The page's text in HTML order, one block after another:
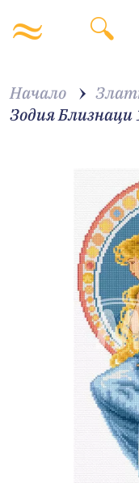
Начало
Зодия Близнаци